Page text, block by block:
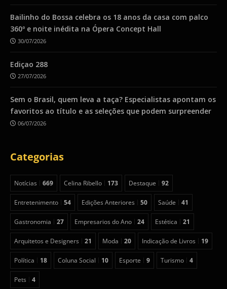
Bailinho do Bossa celebra os 18 anos da casa com palco
360º e noite inédita na Ópera Concept Hall
30/07/2026
Ediçao 288
27/07/2026
Sem o Brasil, quem leva a taça? Especialistas apontam os
favoritos ao título e as seleções que podem surpreender
06/07/2026
Categorias
Notícias 669 Celina Ribello 173 Destaque 92
Entretenimento 54 Edições Anteriores 50 Saúde 41
Gastronomia 27 Empresarios do Ano 24 Estética 21
Arquitetos e Designers 21 Moda 20 Indicação de Livros 19
Política 18 Coluna Social 10 Esporte 9 Turismo 4
Pets 4